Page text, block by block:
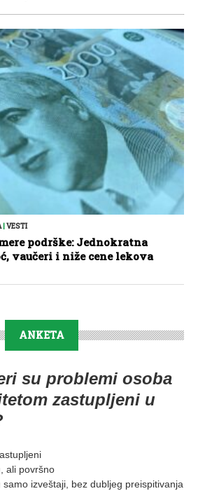
|VESTI
podrške: Jednokratna
vaučeri i niže cene lekova
ANKETA
su problemi osoba
zastupljeni u
ali površno
samo izveštaji, bez dubljeg preispitivanja